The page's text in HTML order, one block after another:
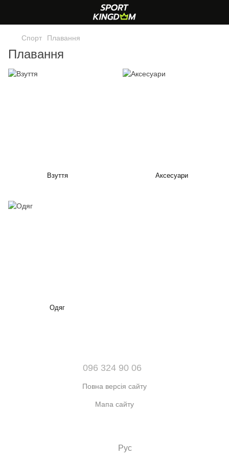
Спорт Плавання
Плавання
Взуття Аксесуари
Одяг
096 324 90 06
Повна версія сайту
Мапа сайту
Рус